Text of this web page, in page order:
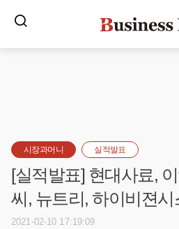
시장과머니 실적발표
[실적발표] 현대사료,
씨, 뉴트리, 하이비젼시
2021-02-10 17:19:09